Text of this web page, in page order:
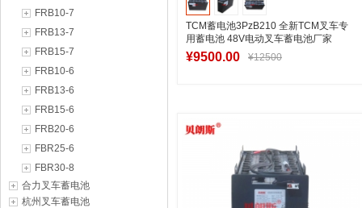
FRB10-7
FRB13-7
FRB15-7
FRB10-6
FRB13-6
FRB15-6
FRB20-6
FBR25-6
FBR30-8
合力叉车蓄电池
杭州叉车蓄电池
TCM蓄电池3PzB210 全新TCM叉车专
用蓄电池 48V电动叉车蓄电池厂家
¥9500.00 ¥12500